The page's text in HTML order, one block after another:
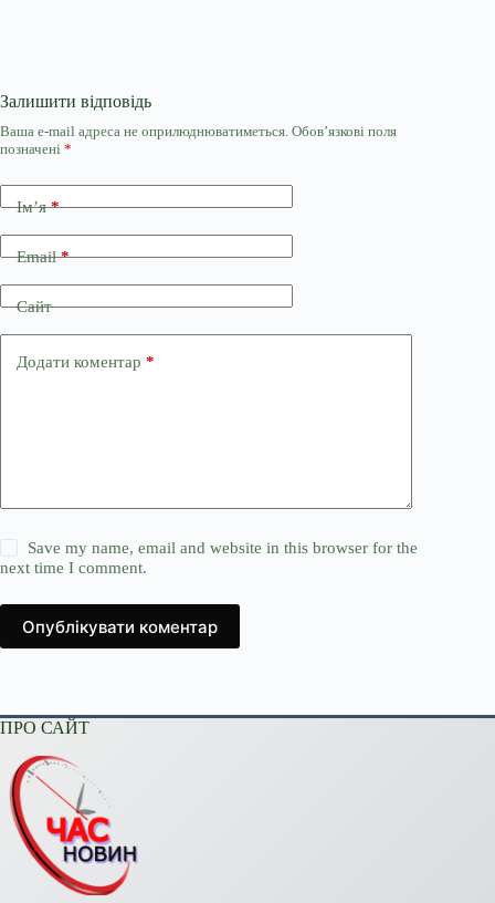
Залишити відповідь
Ваша e-mail адреса не оприлюднюватиметься. Обов’язкові поля
позначені *
Ім’я*
Email*
Сайт
Додати коментар *
Save my name, email and website in this browser for the
next time I comment.
Опублікувати коментар
ПРО САЙТ